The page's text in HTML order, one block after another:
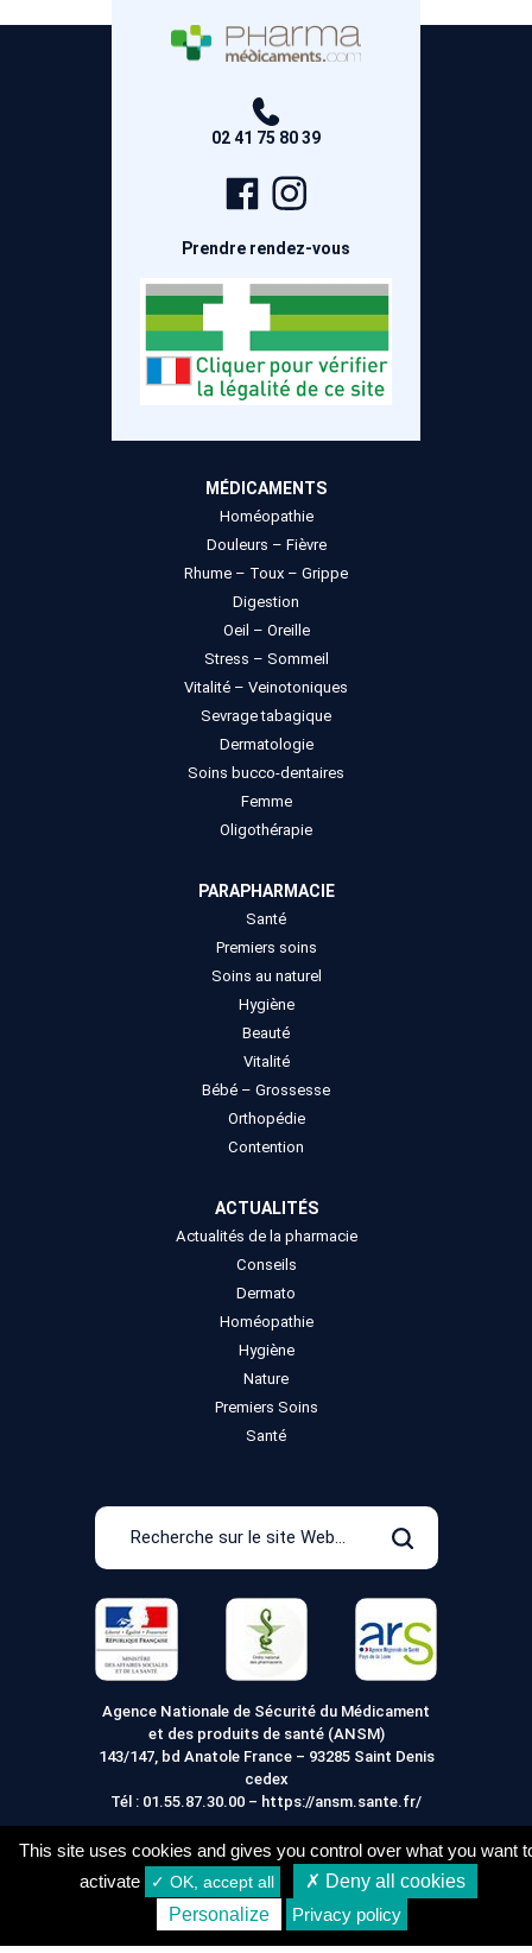
Acheter
02 41 75 80 39
Page
Facebook
Prendre rendez-vous
MÉDICAMENTS
Homéopathie
Douleurs – Fièvre
Rhume – Toux – Grippe
Digestion
Oeil – Oreille
Stress – Sommeil
Vitalité – Veinotoniques
Sevrage tabagique
Dermatologie
Soins bucco-dentaires
Femme
Oligothérapie
PARAPHARMACIE
Santé
Premiers soins
Soins au naturel
Hygiène
Beauté
Vitalité
Bébé – Grossesse
Orthopédie
Contention
ACTUALITÉS
Actualités de la pharmacie
Conseils
Dermato
Homéopathie
Hygiène
Nature
Premiers Soins
Santé
Recherche
le
site
Web
Rechercher
Agence Nationale de Sécurité du Médicament
et des produits de santé (ANSM)
143/147, bd Anatole France – 93285 Saint Denis
cedex
Tél : 01.55.87.30.00 – https://ansm.sante.fr/
Mentions légales
Conditions générales de vente
Conditions de Livraison
Vie Privée
This site uses cookies and gives you control over what you want
activate
✓ OK, accept all
✗ Deny all cookies
Personalize
Privacy policy